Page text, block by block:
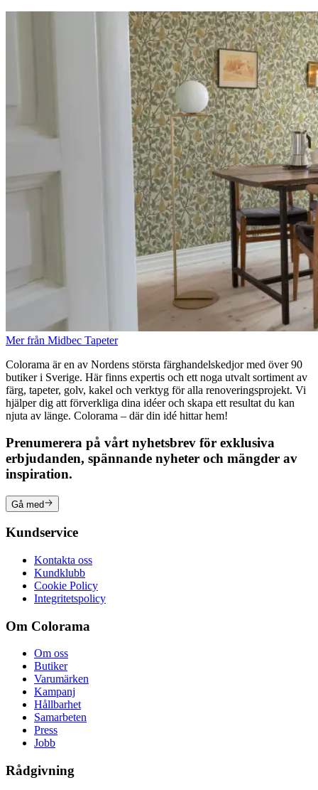
Mer från Midbec Tapeter
Colorama är en av Nordens största färghandelskedjor med över 90
butiker i Sverige. Här finns expertis och ett noga utvalt sortiment av
färg, tapeter, golv, kakel och verktyg för alla renoveringsprojekt. Vi
hjälper dig att förverkliga dina idéer och skapa ett resultat du kan
njuta av länge. Colorama – där din idé hittar hem!
Prenumerera på vårt nyhetsbrev för exklusiva
erbjudanden, spännande nyheter och mängder av
inspiration.
Gå med
Kundservice
Kontakta oss
Kundklubb
Cookie Policy
Integritetspolicy
Om Colorama
Om oss
Butiker
Varumärken
Kampanj
Hållbarhet
Samarbeten
Press
Jobb
Rådgivning